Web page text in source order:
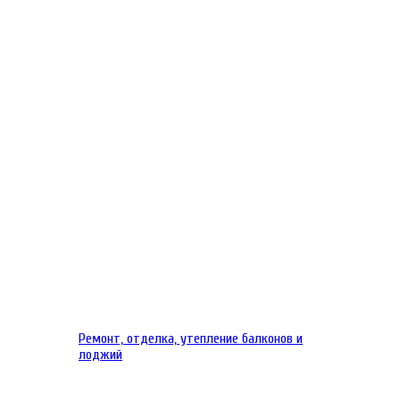
Ремонт, отделка, утепление балконов и
лоджий